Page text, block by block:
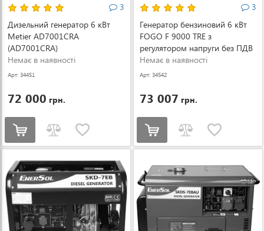
3
Дизельний генератор 6 кВт
Metier AD7001CRA
(AD7001CRA)
Немає в наявності
Арт: 34451
72 000 грн.
3
Генератор бензиновий 6 кВт
FOGO F 9000 TRE з
регулятором напруги без ПДВ
(F 9000 TRE)
Немає в наявності
Арт: 34542
73 007 грн.